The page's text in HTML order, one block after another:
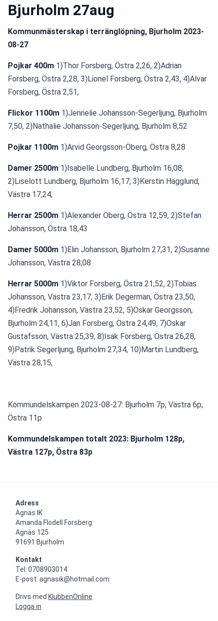
Bjurholm 27aug
Kommunmästerskap i terränglöpning, Bjurholm 2023-
08-27
Pojkar 400m 1)Thor Forsberg, Östra 2,26, 2)Adrian
Forsberg, Östra 2,28, 3)Lionel Forsberg, Östra 2,43, 4)Alvar
Forsberg, Östra 2,51,
Flickor 1100m 1)Jennelie Johansson-Segerljung, Bjurholm
7,50, 2)Nathalie Johansson-Segerljung, Bjurholm 8,52
Pojkar 1100m 1)Arvid Georgsson-Öberg, Östra 8,28
Damer 2500m 1)Isabelle Lundberg, Bjurholm 16,08,
2)Liselott Lundberg, Bjurholm 16,17, 3)Kerstin Hägglund,
Västra 17,24,
Herrar 2500m 1)Alexander Öberg, Östra 12,59, 2)Stefan
Johansson, Östra 18,43
Damer 5000m 1)Elin Johansson, Bjurholm 27,31, 2)Susanne
Johansson, Västra 28,08
Herrar 5000m 1)Viktor Forsberg, Östra 21,52, 2)Tobias
Johansson, Västra 23,17, 3)Erik Degerman, Östra 23,50,
4)Fredrik Johansson, Västra 23,52, 5)Oskar Georgsson,
Bjurholm 24,11, 6)Jan Forsberg, Östra 24,49, 7)Oskar
Gustafsson, Västra 25,39, 8)Isak Forsberg, Östra 26,28,
9)Patrik Segerljung, Bjurholm 27,34, 10)Martin Lundberg,
Västra 28,15,
Kommundelskampen 2023-08-27: Bjurholm 7p, Västra 6p,
Östra 11p
Kommundelskampen totalt 2023: Bjurholm 128p,
Västra 127p, Östra 83p
Adress
Agnäs IK
Amanda Flodell Forsberg
Agnäs 125
91691 Bjurholm
Kontakt
Tel: 0708903014
E-post: agnasik@hotmail.com
Drivs med KlubbenOnline
Logga in